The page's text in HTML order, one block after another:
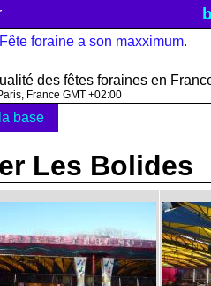
des fêtes foraines en
France GMT +02:00
base
Les Bolides